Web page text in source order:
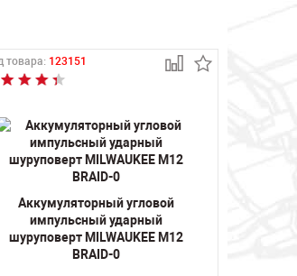
товара: 123151
Аккумуляторный угловой
импульсный ударный
шуруповерт MILWAUKEE M12
BRAID-0